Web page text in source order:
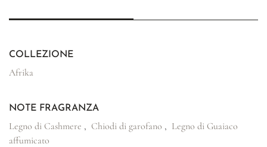
COLLEZIONE
Afrika
NOTE FRAGRANZA
Legno di Cashmere , Chiodi di garofano , Legno di Guaiaco
affumicato